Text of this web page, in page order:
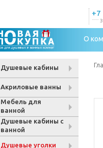
+7
О
Душевые кабины
Акриловые ванны
Мебель для
ванной
Душевые кабины с
ванной
Душевые уголки